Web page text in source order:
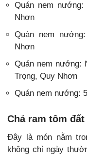
Quán nem
Nhơn
Quán nem
Nhơn
Quán nem nướng:
Trọng, Quy Nhơn
Quán nem nướng:
Chả ram tôm đất
Đây là món nằm
không chỉ ngày